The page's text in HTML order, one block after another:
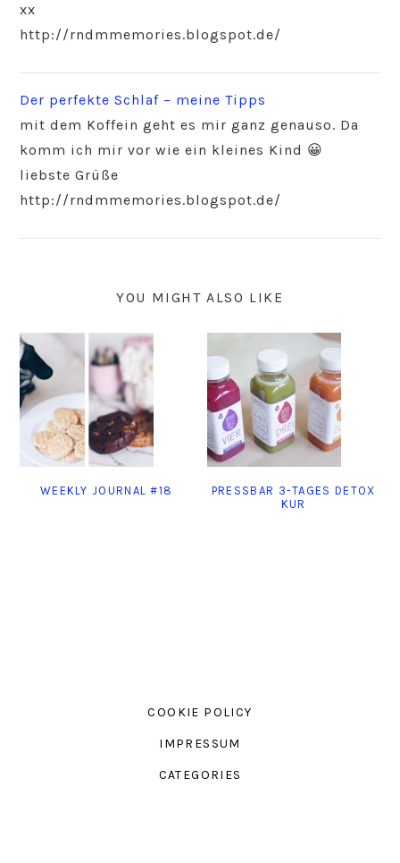
xx
http://rndmmemories.blogspot.de/
Der perfekte Schlaf – meine Tipps
mit dem Koffein geht es mir ganz genauso. Da
komm ich mir vor wie ein kleines Kind 😀
liebste Grüße
http://rndmmemories.blogspot.de/
YOU MIGHT ALSO LIKE
WEEKLY JOURNAL #18
PRESSBAR 3-TAGES DETOX
KUR
COOKIE POLICY
IMPRESSUM
CATEGORIES